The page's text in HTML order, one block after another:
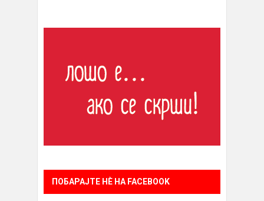
ПОБАРАЈТЕ НÈ НА FACEBOOK